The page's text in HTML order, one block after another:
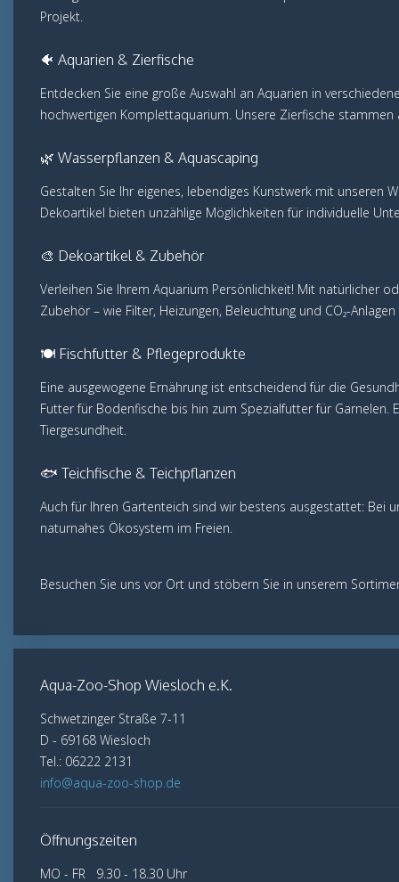
Projekt.
🐠 Aquarien & Zierfische
Entdecken Sie eine große Auswahl an Aquarien in
hochwertigen Komplettaquarium. Unsere Zierfische
🌿 Wasserpflanzen & Aquascaping
Gestalten Sie Ihr eigenes, lebendiges Kunstwerk mit unseren
Dekoartikel bieten unzählige Möglichkeiten für individuelle
🎨 Dekoartikel & Zubehör
Verleihen Sie Ihrem Aquarium Persönlichkeit! Mit natürlicher
Zubehör – wie Filter, Heizungen, Beleuchtung und CO₂-
🍽️ Fischfutter & Pflegeprodukte
Eine ausgewogene Ernährung ist entscheidend für die
Futter für Bodenfische bis hin zum Spezialfutter für
Tiergesundheit.
🐟 Teichfische & Teichpflanzen
Auch für Ihren Gartenteich sind wir bestens ausgestattet: Bei
naturnahes Ökosystem im Freien.
Besuchen Sie uns vor Ort und stöbern Sie in unserem
Aqua-Zoo-Shop Wiesloch e.K.
Schwetzinger Straße 7-11
D - 69168 Wiesloch
Tel.: 06222 2131
info@aqua-zoo-shop.de
Öffnungszeiten
MO - FR 9.30 - 18.30 Uhr